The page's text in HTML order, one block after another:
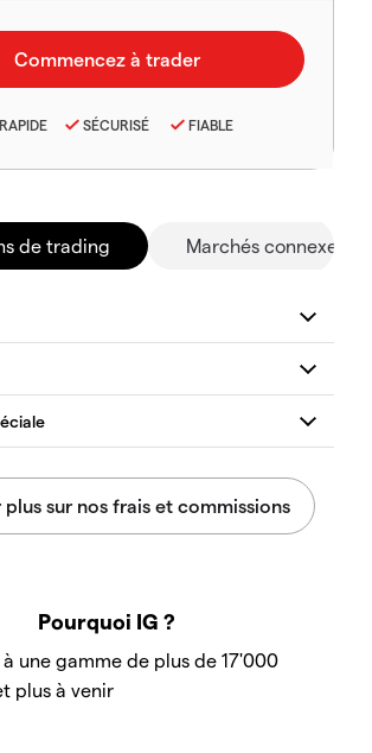
RAPIDE SÉCURISÉ FIABLE
de trading Marchés connexes
Pourquoi IG ?
une gamme de plus de 17'000
plus à venir